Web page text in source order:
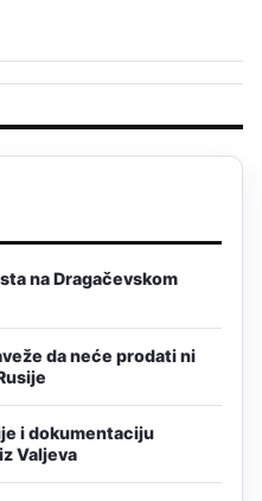
na Dragačevskom
da neće prodati ni
i dokumentaciju
Valjeva